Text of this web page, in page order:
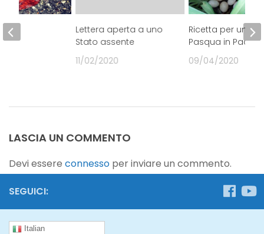
Lettera aperta a uno
Stato assente
11/02/2020
Ricetta per una
Pasqua in Pace
09/04/2020
LASCIA UN COMMENTO
Devi essere connesso per inviare un commento.
SEGUICI:
Italian